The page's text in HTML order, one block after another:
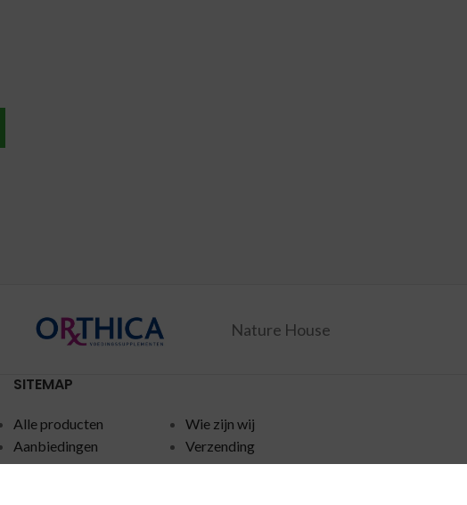
Nature House
SITEMAP
Alle producten
Wie zijn wij
Aanbiedingen
Verzending
Merken
Disclaimer